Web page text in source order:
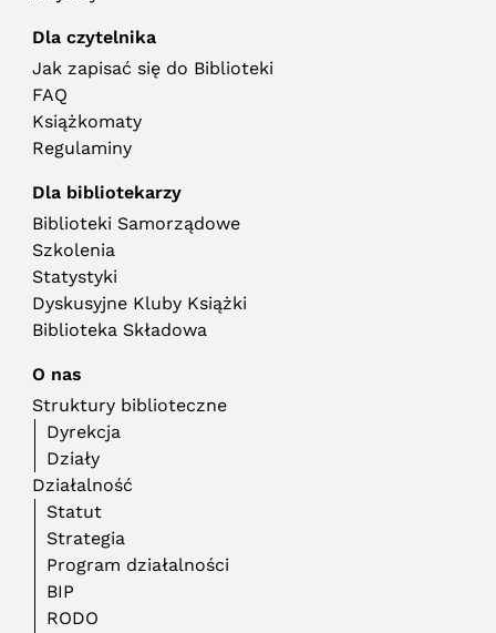
Dla czytelnika
Jak zapisać się do Biblioteki
FAQ
Książkomaty
Regulaminy
Dla bibliotekarzy
Biblioteki Samorządowe
Szkolenia
Statystyki
Dyskusyjne Kluby Książki
Biblioteka Składowa
O nas
Struktury biblioteczne
Dyrekcja
Działy
Działalność
Statut
Strategia
Program działalności
BIP
RODO